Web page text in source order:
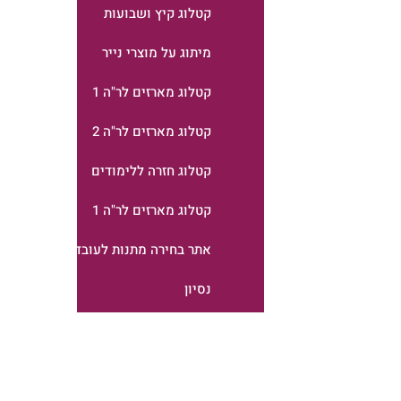
קטלוג קיץ ושבועות
מיתוג על מוצרי נייר
קטלוג מארזים לר"ה 1
קטלוג מארזים לר"ה 2
קטלוג חזרה ללימודים
קטלוג מארזים לר"ה 1
אתר בחירה מתנות לעובדים
נסיון